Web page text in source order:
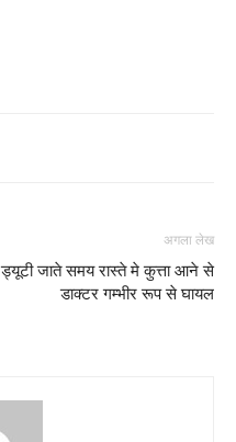
अगला लेख
ड्यूटी जाते समय रास्ते मे कुत्ता आने से
डाक्टर गम्भीर रूप से घायल